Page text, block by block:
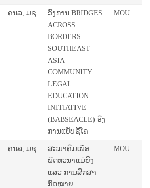
ຄນລ, ມຊ
ອົງການ BRIDGES
ACROSS
BORDERS
SOUTHEAST
ASIA
COMMUNITY
LEGAL
EDUCATION
INITIATIVE
(BABSEACLE) ອົງ
ການແບັບຊີໂຄ
MOU
ຄນລ, ມຊ
ສະມາຄົມເພື່ອ
ພັດທະນາແມ່ຍິງ
ແລະ ການສຶກສາ
ກົດໝາຍ
MOU